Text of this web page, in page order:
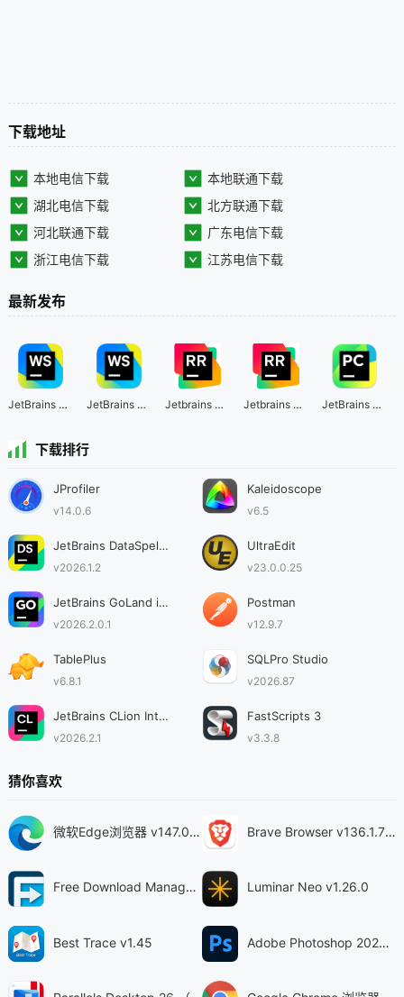
下载地址
本地电信下载
本地联通下载
湖北电信下载
北方联通下载
河北联通下载
广东电信下载
浙江电信下载
江苏电信下载
最新发布
JetBrains WebStorm Intel芯片版 JetBrains WebStorm Jetbrains RustRover Intel芯片版 Jetbrains RustRover JetBrains PyCharm Intel芯片版
下载排行
JProfiler
v14.0.6
Kaleidoscope
v6.5
JetBrains DataSpell Intel芯片版
v2026.1.2
UltraEdit
v23.0.0.25
JetBrains GoLand intel版
v2026.2.0.1
Postman
v12.9.7
TablePlus
v6.8.1
SQLPro Studio
v2026.87
JetBrains CLion Intel芯片版
v2026.2.1
FastScripts 3
v3.3.8
猜你喜欢
微软Edge浏览器 v147.0.3912.72 Brave Browser v136.1.78.94
Free Download Manager v6.31 Luminar Neo v1.26.0
Best Trace v1.45 Adobe Photoshop 2026 v27.8.0